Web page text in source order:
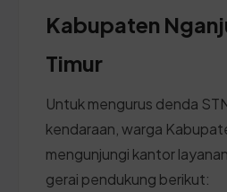
Kabupaten
Timur
Untuk mengurus denda
kendaraan, warga
mengunjungi kantor
gerai pendukung berikut: